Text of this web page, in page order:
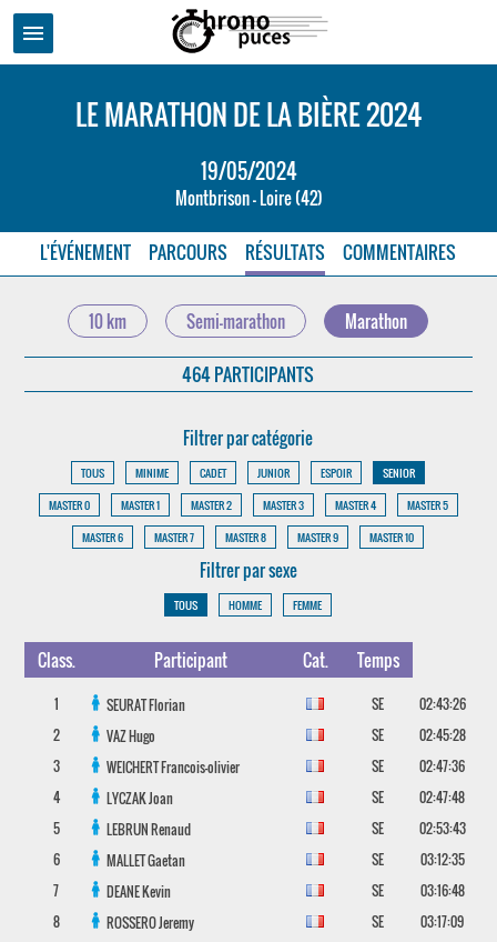
menu
LE MARATHON DE LA BIÈRE 2024
19/05/2024
Montbrison - Loire (42)
L'ÉVÉNEMENT PARCOURS RÉSULTATS COMMENTAIRES
10 km Semi-marathon Marathon
464 PARTICIPANTS
Filtrer par catégorie
TOUS MINIME CADET JUNIOR ESPOIR
SENIOR
MASTER 0
MASTER 1 MASTER 2 MASTER 3 MASTER 4
MASTER 5
MASTER 6
MASTER 7 MASTER 8 MASTER 9 MASTER 10
Filtrer par sexe
TOUS HOMME FEMME
Class. Participant Cat. Temps
1 SEURATFlorian SE
02:43:26
2
VAZHugo SE
02:45:28
3
WEICHERTFrancois-olivier SE
02:47:36
4
LYCZAKJoan SE
02:47:48
5
LEBRUNRenaud SE
02:53:43
6
MALLETGaetan SE
03:12:35
7
DEANEKevin SE
03:16:48
8
ROSSEROJeremy SE
03:17:09